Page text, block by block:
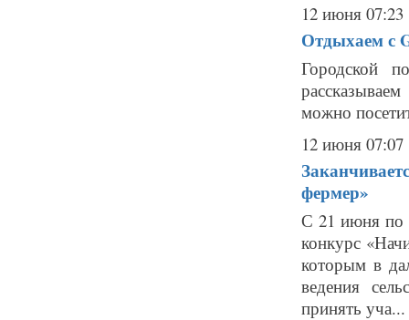
12 июня 07:23
Отдыхаем с
Городской
можно
12 июня 07:07
фермер»
С 21 июня по
конкурс
которым в
ведения
принять уча...